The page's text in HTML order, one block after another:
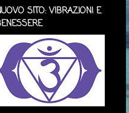
SITO: VIBRAZIONI E